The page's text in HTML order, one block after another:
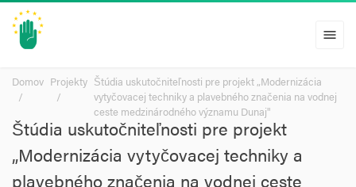
menu
Domov Projekty Štúdia uskutočniteľnosti pre projekt „Modernizácia
vytyčovacej techniky a plavebného značenia na vodnej
ceste medzinárodného významu Dunaj"
Štúdia uskutočniteľnosti pre projekt
„Modernizácia vytyčovacej techniky a
plavebného značenia na vodnej ceste